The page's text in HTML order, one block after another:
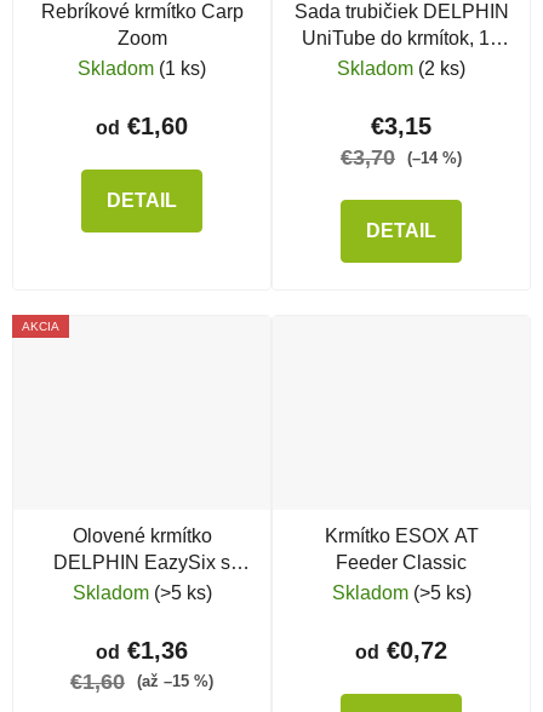
Rebríkové krmítko Carp
Zoom
Skladom (1 ks)
od €1,60
DETAIL
Sada trubičiek DELPHIN
UniTube do krmítok, 10
ks
Skladom (2 ks)
€3,15
€3,70 (–14 %)
DETAIL
AKCIA
Olovené krmítko
DELPHIN EazySix s
trubičkou
Skladom (>5 ks)
od €1,36
€1,60 (až –15 %)
Krmítko ESOX AT
Feeder Classic
Skladom (>5 ks)
od €0,72